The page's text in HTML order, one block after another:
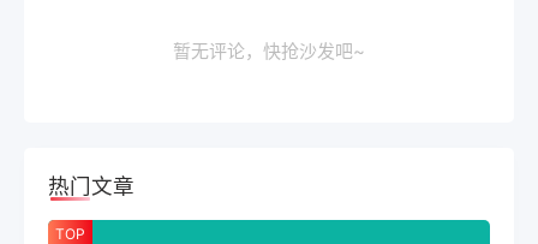
暂无评论，快抢沙发吧~
热门文章
TOP